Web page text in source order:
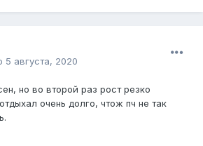
5 августа, 2020
но во второй раз рост резко
очень долго, чтож пч не так